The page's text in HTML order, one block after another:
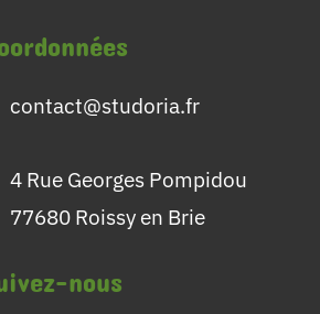
contact@studoria.fr
4 Rue Georges Pompidou
77680 Roissy en Brie
nous